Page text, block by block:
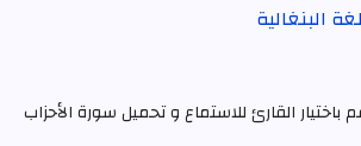
البنغالية
باختيار القارئ للاستماع و تحميل سورة الأحزاب